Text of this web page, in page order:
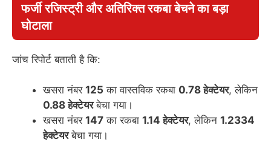
फर्जी रजिस्ट्री और अतिरिक्त रकबा बेचने का बड़ा
घोटाला
जांच रिपोर्ट बताती है कि:
खसरा नंबर 125 का वास्तविक रकबा 0.78 हेक्टेयर, लेकिन
0.88 हेक्टेयरबेचा गया।
खसरा नंबर 147 का रकबा 1.14 हेक्टेयर, लेकिन 1.2334
हेक्टेयरबेचा गया।